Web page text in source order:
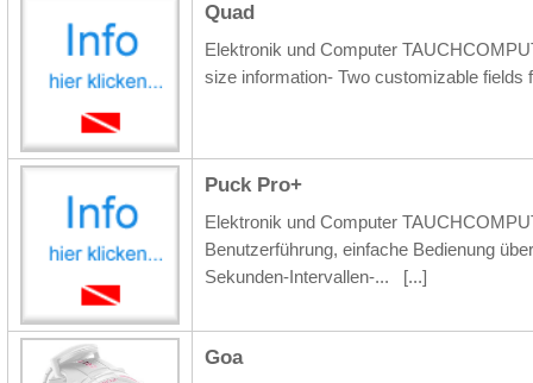
Quad
Elektronik und Computer
size information- Two customizable
Puck Pro+
Elektronik und Computer
Benutzerführung, einfache Bedienung
Sekunden-Intervallen-... [...]
Goa